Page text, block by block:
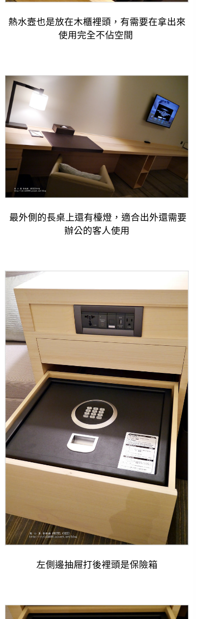
熱水壼也是放在木櫃裡頭，有需要在拿出來
使用完全不佔空間
最外側的長桌上還有檯燈，適合出外還需要
辦公的客人使用
左側邊抽屜打後裡頭是保險箱